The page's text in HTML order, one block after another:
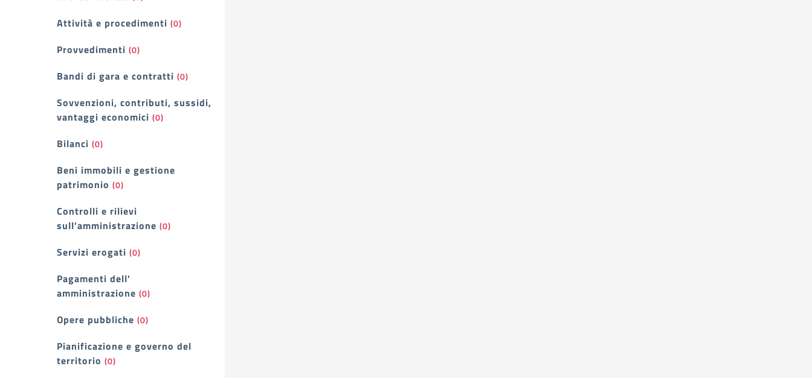
Attività e procedimenti (0)
Provvedimenti (0)
Bandi di gara e contratti (0)
Sovvenzioni, contributi, sussidi,
vantaggi economici (0)
Bilanci (0)
Beni immobili e gestione
patrimonio (0)
Controlli e rilievi
sull'amministrazione (0)
Servizi erogati (0)
Pagamenti dell'
amministrazione (0)
Opere pubbliche (0)
Pianificazione e governo del
territorio (0)